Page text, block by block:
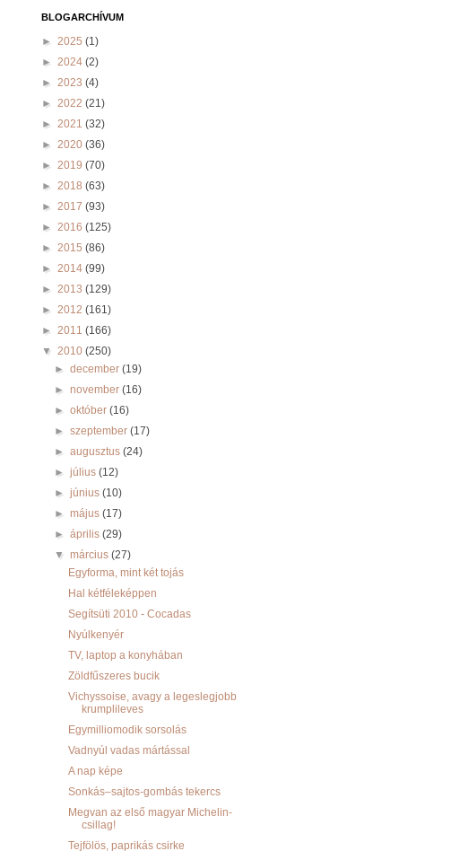
BLOGARCHÍVUM
► 2025 (1)
► 2024 (2)
► 2023 (4)
► 2022 (21)
► 2021 (32)
► 2020 (36)
► 2019 (70)
► 2018 (63)
► 2017 (93)
► 2016 (125)
► 2015 (86)
► 2014 (99)
► 2013 (129)
► 2012 (161)
► 2011 (166)
▼ 2010 (250)
►december(19)
►november(16)
►október(16)
►szeptember(17)
►augusztus(24)
►július(12)
►június(10)
►május(17)
►április(29)
▼március(27)
Egyforma, mint két tojás
Hal kétféleképpen
Segítsüti 2010 - Cocadas
Nyúlkenyér
TV, laptop a konyhában
Zöldfűszeres bucik
Vichyssoise, avagy a legeslegjobb
krumplileves
Egymilliomodik sorsolás
Vadnyúl vadas mártással
A nap képe
Sonkás–sajtos-gombás tekercs
Megvan az első magyar Michelin-
csillag!
Tejfölös, paprikás csirke